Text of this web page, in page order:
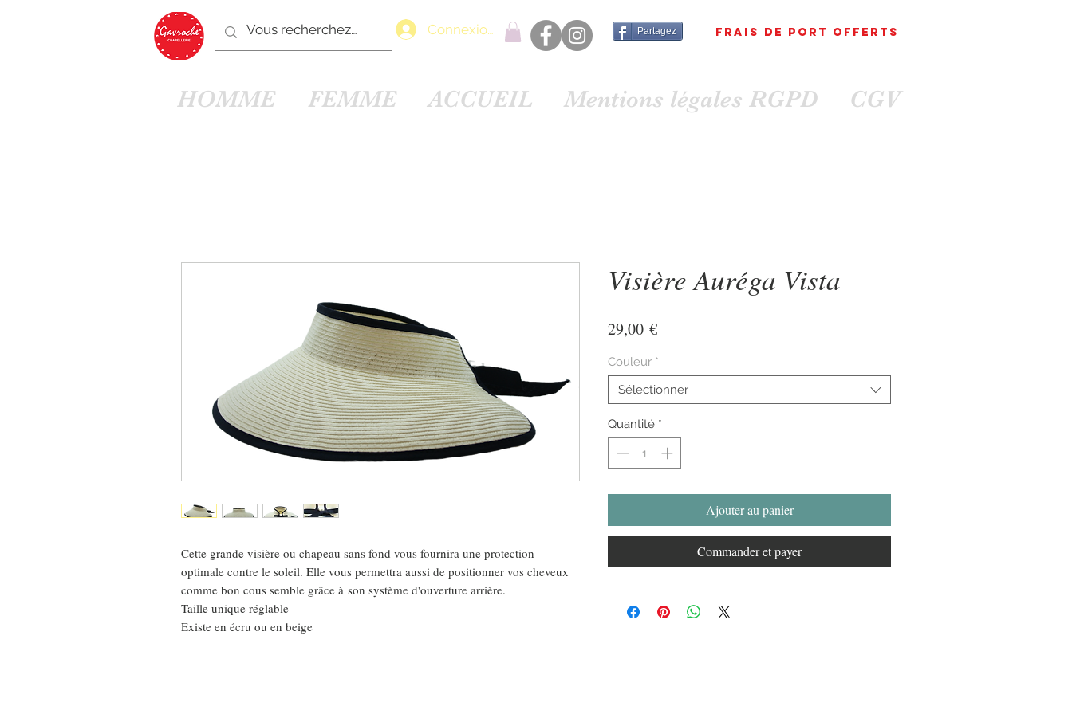
Connexion Partagez FRAIS DE PORT OFFErts
HOMME FEMME ACCUEIL Mentions légales RGPD CGV
Cette grande visière ou chapeau sans fond vous fournira une protection
optimale contre le soleil. Elle vous permettra aussi de positionner vos cheveux
comme bon cous semble grâce à son système d'ouverture arrière.
Taille unique réglable
Existe en écru ou en beige
Visière Auréga Vista
29,00 €Prix
Couleur *
Sélectionner
Quantité *
Ajouter au panier
Commander et payer